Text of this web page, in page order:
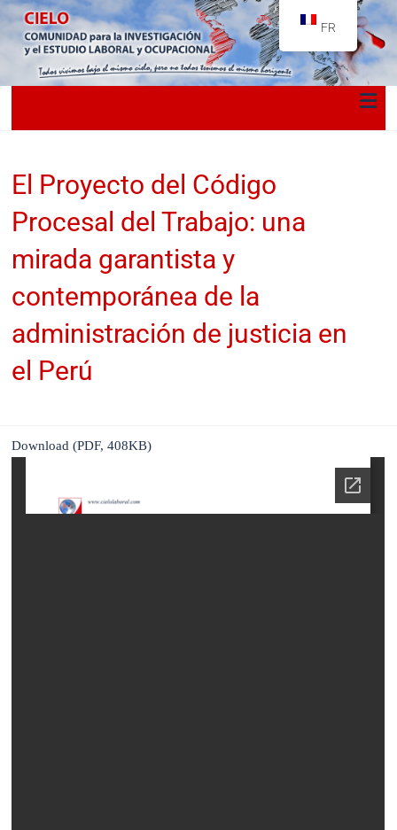
El Proyecto del Código
Procesal del Trabajo: una
mirada garantista y
contemporánea de la
administración de justicia en
el Perú
Download (PDF, 408KB)
FR